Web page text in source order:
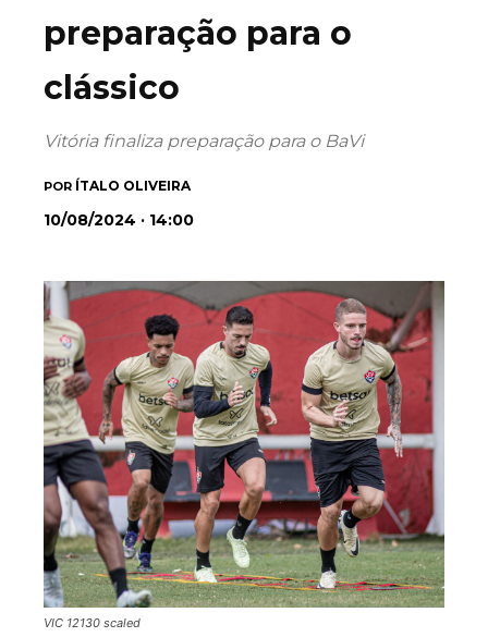
preparação para o
clássico
Vitória finaliza preparação para o BaVi
POR ÍTALO OLIVEIRA
10/08/2024 · 14:00
VIC 12130 scaled